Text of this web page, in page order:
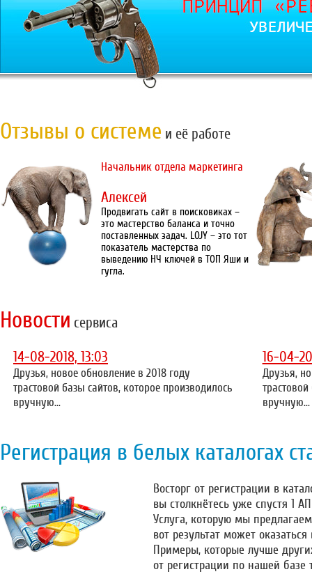
Отзывы о системе и её работе
Начальник отдела маркетинга
Алексей
Продвигать сайт в поисковиках –
это мастерство баланса и точно
поставленных задач. LOJY – это тот
показатель мастерства по
выведению НЧ ключей в ТОП Яши и
гугла.
Новости сервиса
14-08-2018, 13:03
Друзья, новое обновление в 2018 году
трастовой базы сайтов, которое производилось
вручную...
16-04-
Друзья,
вручную...
Регистрация в белых каталогах
Восторг от регистрации в
вы столкнётесь уже спустя 1
Услуга, которую мы
вот результат может
Примеры, которые лучше
от регистрации по нашей базе